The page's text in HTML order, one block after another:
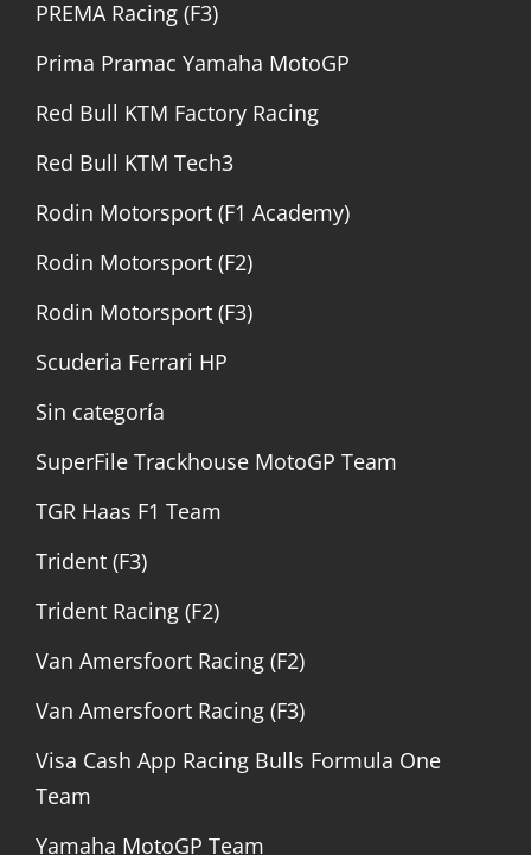
PREMA Racing (F3)
Prima Pramac Yamaha MotoGP
Red Bull KTM Factory Racing
Red Bull KTM Tech3
Rodin Motorsport (F1 Academy)
Rodin Motorsport (F2)
Rodin Motorsport (F3)
Scuderia Ferrari HP
Sin categoría
SuperFile Trackhouse MotoGP Team
TGR Haas F1 Team
Trident (F3)
Trident Racing (F2)
Van Amersfoort Racing (F2)
Van Amersfoort Racing (F3)
Visa Cash App Racing Bulls Formula One
Team
Yamaha MotoGP Team